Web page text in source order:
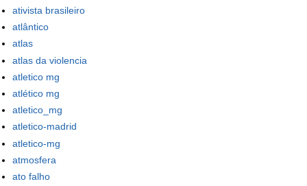
ativista brasileiro
atlântico
atlas
atlas da violencia
atletico mg
atlético mg
atletico_mg
atletico-madrid
atletico-mg
atmosfera
ato falho